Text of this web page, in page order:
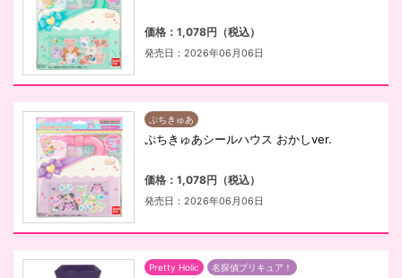
価格：1,078円（税込）
発売日：2026年06月06日
ぷちきゅあ
ぷちきゅあシールハウス おかしver.
価格：1,078円（税込）
発売日：2026年06月06日
Pretty Holic 名探偵プリキュア！